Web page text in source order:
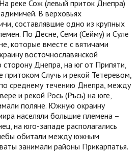
реке Сож (левый приток Днепра)
В верховьях
составлявшие одно из крупных
По Десне, Семи (Сейму) и Суле
которые вместе с вятичами
восточнославянской
Днепра, на юг от Припяти,
притоком Случь и рекой Тетеревом,
среднему течению Днепра, между
и рекой Рось (Ръсь) на юге,
поляне. Южную окраину
населяли большие племена –
на юго-западе располагались
обитали между южным
занимали районы Прикарпатья.